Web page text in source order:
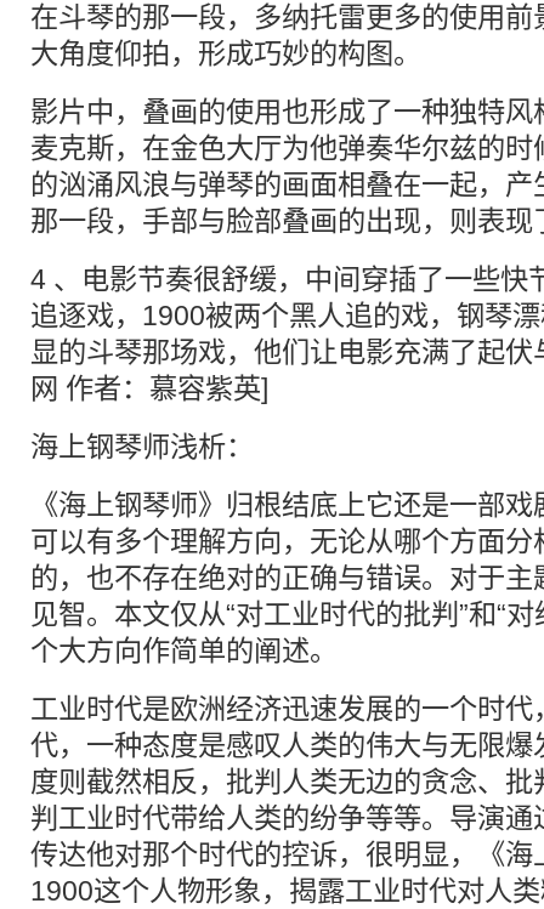
在斗琴的那一段，多纳托雷更多的使用
大角度仰拍，形成巧妙的构图。
影片中，叠画的使用也形成了一种独特
麦克斯，在金色大厅为他弹奏华尔兹的
的汹涌风浪与弹琴的画面相叠在一起，
那一段，手部与脸部叠画的出现，则表
4 、电影节奏很舒缓，中间穿插了一些快
追逐戏，1900被两个黑人追的戏，钢琴
显的斗琴那场戏，他们让电影充满了起
网 作者：慕容紫英]
海上钢琴师浅析：
《海上钢琴师》归根结底上它还是一部
可以有多个理解方向，无论从哪个方面
的，也不存在绝对的正确与错误。对于
见智。本文仅从“对工业时代的批判”和“
个大方向作简单的阐述。
工业时代是欧洲经济迅速发展的一个时
代，一种态度是感叹人类的伟大与无限
度则截然相反，批判人类无边的贪念、
判工业时代带给人类的纷争等等。导演
传达他对那个时代的控诉，很明显，《
1900这个人物形象，揭露工业时代对人